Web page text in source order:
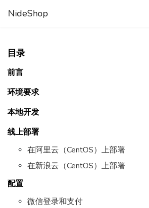
NideShop
目录
前言
环境要求
本地开发
线上部署
在阿里云（CentOS）上部署
在新浪云（CentOS）上部署
配置
微信登录和支付